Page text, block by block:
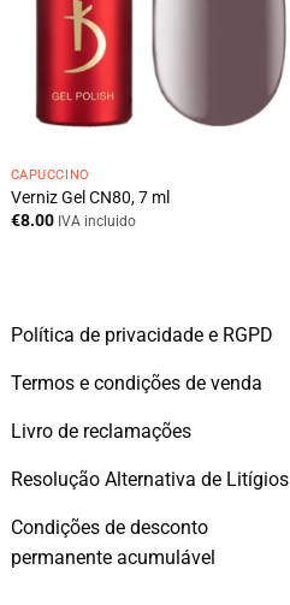
CAPUCCINO
Verniz Gel CN80, 7 ml
€8.00 IVA incluido
Política de privacidade e RGPD
Termos e condições de venda
Livro de reclamações
Resolução Alternativa de Litígios
Condições de desconto
permanente acumulável